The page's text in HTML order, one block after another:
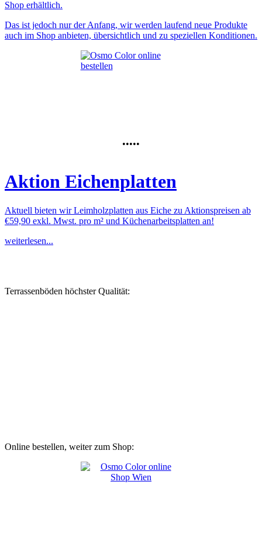
Shop erhältlich.
Das ist jedoch nur der Anfang, wir werden laufend neue Produkte
auch im Shop anbieten, übersichtlich und zu speziellen Konditionen.
•••••
Aktion Eichenplatten
Aktuell bieten wir Leimholzplatten aus Eiche zu Aktionspreisen ab
€59,90 exkl. Mwst. pro m² und Küchenarbeitsplatten an!
weiterlesen...
Terrassenböden höchster Qualität:
Online bestellen, weiter zum Shop: